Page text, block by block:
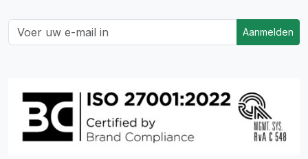
Aanmelden